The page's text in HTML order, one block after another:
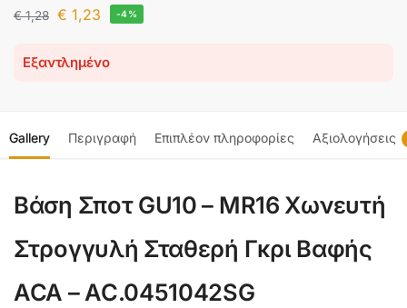
€1,28 € 1,23 -4%
Εξαντλημένο
Gallery Περιγραφή Επιπλέον πληροφορίες Αξιολογήσεις
Βάση Σποτ GU10 – MR16 Χωνευτή
Στρογγυλή Σταθερή Γκρι Βαφής
ACA – AC.0451042SG